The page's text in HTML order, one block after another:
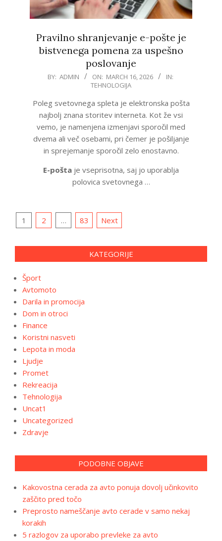
Pravilno shranjevanje e-pošte je
bistvenega pomena za uspešno
poslovanje
2026-
16
BY: ADMIN ON: MARCH 16, 2026
IN:
TEHNOLOGIJA
Poleg svetovnega spleta je elektronska pošta
najbolj znana storitev interneta. Kot že vsi
vemo, je namenjena izmenjavi sporočil med
dvema ali več osebami, pri čemer je pošiljanje
in sprejemanje sporočil zelo enostavno.
E-pošta je vseprisotna, saj jo uporablja
polovica svetovnega …
Posts
1 2 … 83 Next
KATEGORIJE
Šport
Avtomoto
Darila in promocija
Dom in otroci
Finance
Koristni nasveti
Lepota in moda
Ljudje
Promet
Rekreacija
Tehnologija
Uncat1
Uncategorized
Zdravje
PODOBNE OBJAVE
Kakovostna cerada za avto ponuja dovolj učinkovito
zaščito pred točo
Preprosto nameščanje avto cerade v samo nekaj
korakih
5 razlogov za uporabo prevleke za avto